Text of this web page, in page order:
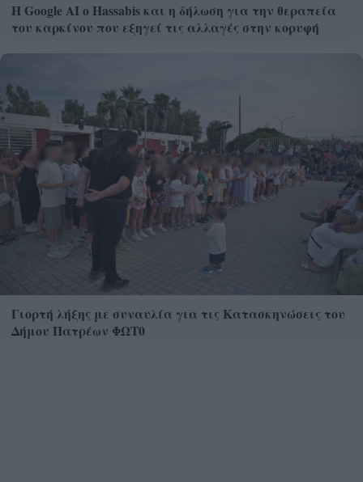
Η Google ΑΙ ο Hassabis και η δήλωση για την θεραπεία
του καρκίνου που εξηγεί τις αλλαγές στην κορυφή
Γιορτή λήξης με συναυλία για τις Κατασκηνώσεις του
Δήμου Πατρέων ΦΩΤ0